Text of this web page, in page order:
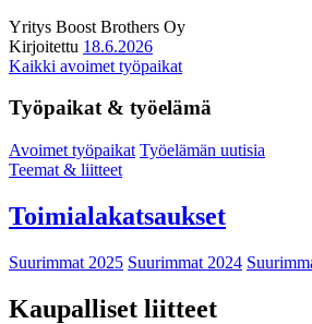
Yritys Boost Brothers Oy
Kirjoitettu 18.6.2026
Kaikki avoimet työpaikat
Työpaikat & työelämä
Avoimet työpaikat Työelämän uutisia
Teemat & liitteet
Toimialakatsaukset
Suurimmat 2025 Suurimmat 2024
Kaupalliset liitteet